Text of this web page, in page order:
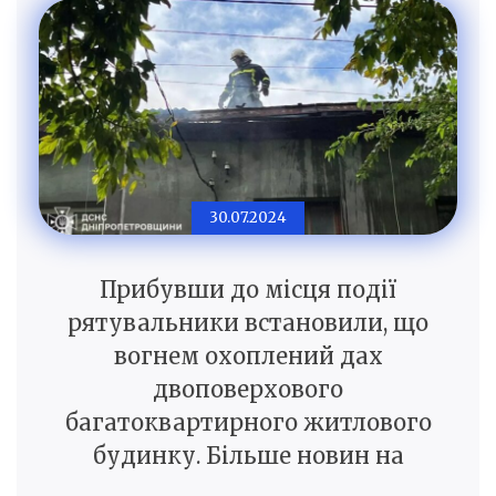
30.07.2024
Прибувши до місця події
рятувальники встановили, що
вогнем охоплений дах
двоповерхового
багатоквартирного житлового
будинку. Більше новин на